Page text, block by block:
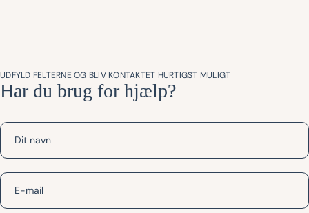
UDFYLD FELTERNE OG BLIV KONTAKTET HURTIGST MULIGT
Har du brug for hjælp?
Navn
E-
mail
*